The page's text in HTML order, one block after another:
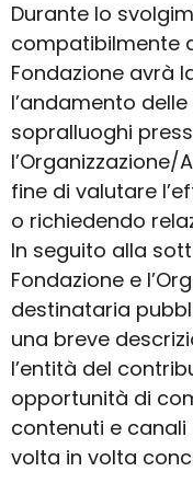
Durante lo
compatibilmente
Fondazione avrà
l’andamento
sopralluoghi
fine di valutare
o richiedendo
In seguito alla
Fondazione e
destinataria
una breve
l’entità del
opportunità di
contenuti e
volta in volta